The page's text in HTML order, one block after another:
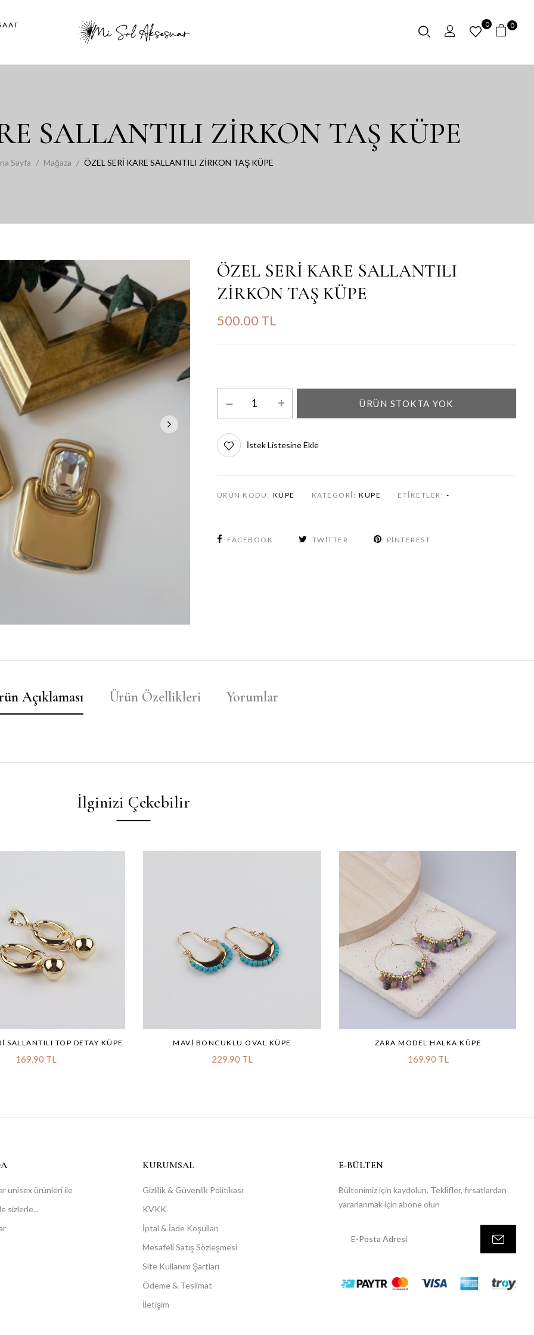
0 0
SALLANTILI ZİRKON TAŞ KÜPE
Sayfa Mağaza ÖZEL SERİ KARE SALLANTILI ZİRKON TAŞ KÜPE
ÖZEL SERİ KARE SALLANTILI
ZİRKON TAŞ KÜPE
500.00 TL
ÜRÜN STOKTA YOK
İstek Listesine Ekle
ÜRÜN KODU: KÜPE KATEGORI: KÜPE ETIKETLER: -
FACEBOOK TWITTER PINTEREST
Açıklaması Ürün Özellikleri Yorumlar
İlginizi Çekebilir
SALLANTILI TOP DETAY KÜPE
169.90 TL
MAVI BONCUKLU OVAL KÜPE
229.90 TL
ZARA MODEL HALKA KÜPE
169.90 TL
unisex ürünleri ile
sizlerle...
KURUMSAL
Gizlilik & Güvenlik Politikası
KVKK
İptal & İade Koşulları
Mesafeli Satış Sözleşmesi
Site Kullanım Şartları
Ödeme & Teslimat
İletişim
E-BÜLTEN
Bültenimiz için kaydolun. Teklifler, fırsatlardan
yararlanmak için abone olun